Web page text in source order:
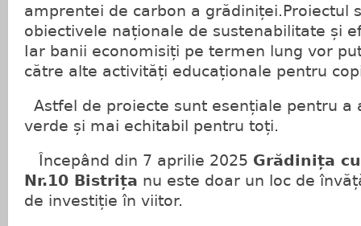
amprentei de carbon a grădiniței.Proiectul
obiectivele naționale de sustenabilitate și
Iar banii economisiți pe termen lung vor
către alte activități educaționale pentru
Astfel de proiecte sunt esențiale pentru a
verde și mai echitabil pentru toți.
Începând din 7 aprilie 2025 Grădinița
Nr.10 Bistrița nu este doar un loc de
de investiție în viitor.